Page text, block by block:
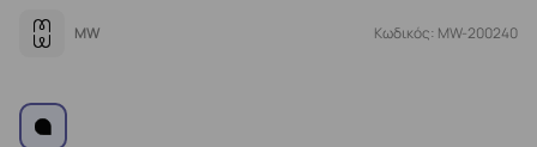
MW Κωδικός: MW-200240